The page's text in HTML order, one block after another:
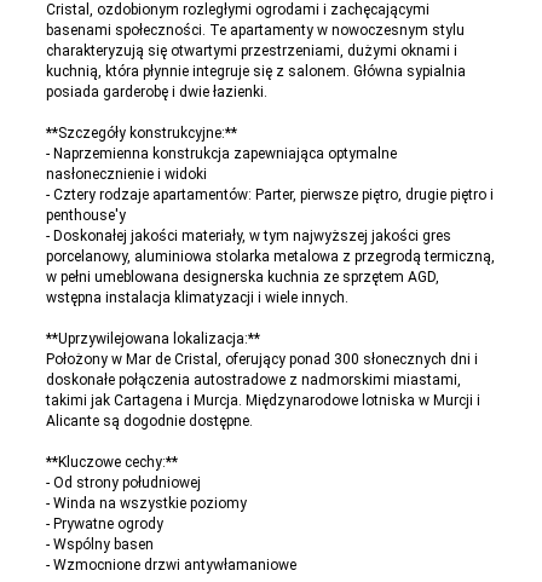
Cristal, ozdobionym rozległymi ogrodami i zachęcającymi
basenami społeczności. Te apartamenty w nowoczesnym stylu
charakteryzują się otwartymi przestrzeniami, dużymi oknami i
kuchnią, która płynnie integruje się z salonem. Główna sypialnia
posiada garderobę i dwie łazienki.
**Szczegóły konstrukcyjne:**
- Naprzemienna konstrukcja zapewniająca optymalne
nasłonecznienie i widoki
- Cztery rodzaje apartamentów: Parter, pierwsze piętro, drugie piętro i
penthouse'y
- Doskonałej jakości materiały, w tym najwyższej jakości gres
porcelanowy, aluminiowa stolarka metalowa z przegrodą termiczną,
w pełni umeblowana designerska kuchnia ze sprzętem AGD,
wstępna instalacja klimatyzacji i wiele innych.
**Uprzywilejowana lokalizacja:**
Położony w Mar de Cristal, oferujący ponad 300 słonecznych dni i
doskonałe połączenia autostradowe z nadmorskimi miastami,
takimi jak Cartagena i Murcja. Międzynarodowe lotniska w Murcji i
Alicante są dogodnie dostępne.
**Kluczowe cechy:**
- Od strony południowej
- Winda na wszystkie poziomy
- Prywatne ogrody
- Wspólny basen
- Wzmocnione drzwi antywłamaniowe